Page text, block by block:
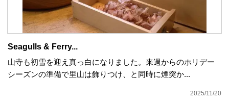
Seagulls & Ferry...
山寺も初雪を迎え真っ白になりました。来週からのホリデー
シーズンの準備で里山は飾りつけ、と同時に煙突か...
2025/11/20